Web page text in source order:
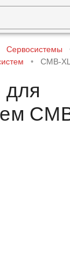
Сервосистемы
• CMB-
для